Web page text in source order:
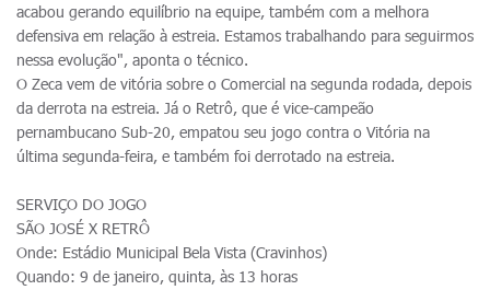
acabou gerando equilíbrio na equipe, também com a melhora
defensiva em relação à estreia. Estamos trabalhando para seguirmos
nessa evolução", aponta o técnico.
O Zeca vem de vitória sobre o Comercial na segunda rodada, depois
da derrota na estreia. Já o Retrô, que é vice-campeão
pernambucano Sub-20, empatou seu jogo contra o Vitória na
última segunda-feira, e também foi derrotado na estreia.
SERVIÇO DO JOGO
SÃO JOSÉ X RETRÔ
Onde: Estádio Municipal Bela Vista (Cravinhos)
Quando: 9 de janeiro, quinta, às 13 horas